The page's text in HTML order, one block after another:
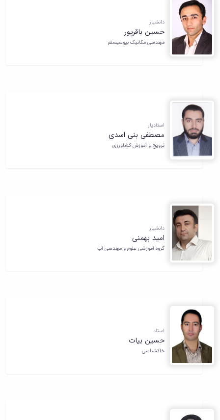
دانشیار
حسین باقرپور
مهندسی مکانیک بیوسیستم
استادیار
مصطفی بنی اسدی
ترویج و آموزش کشاورزی
دانشیار
امید بهمنی
گروه آموزشی علوم و مهندسی آب
استاد
حسین بیات
خاکشناسی